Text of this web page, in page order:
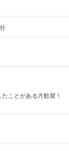
ことがある方歓迎！